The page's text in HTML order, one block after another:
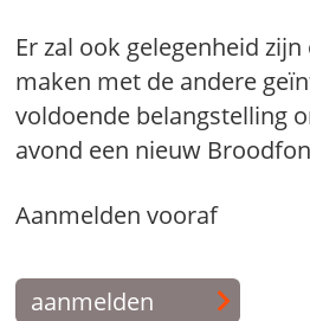
Er zal ook gelegenheid
maken met de andere
voldoende belangstelling
avond een nieuw
Aanmelden vooraf
aanmelden